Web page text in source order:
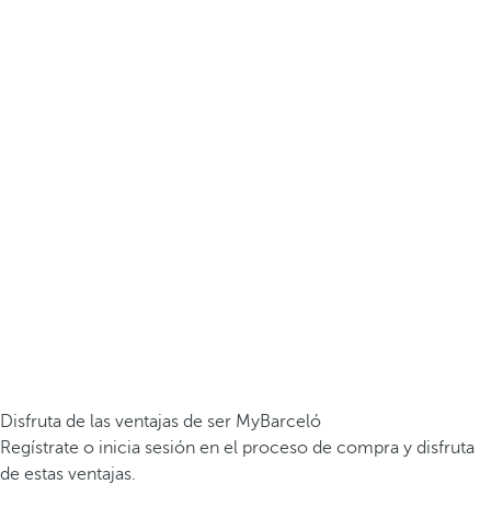
Disfruta de las ventajas de ser MyBarceló
Regístrate o inicia sesión en el proceso de compra y disfruta
de estas ventajas.